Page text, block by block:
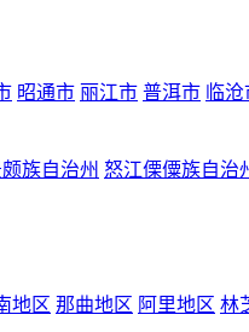
昭通市 丽江市 普洱市 临
族自治州 怒江傈僳族自治
地区 那曲地区 阿里地区 林